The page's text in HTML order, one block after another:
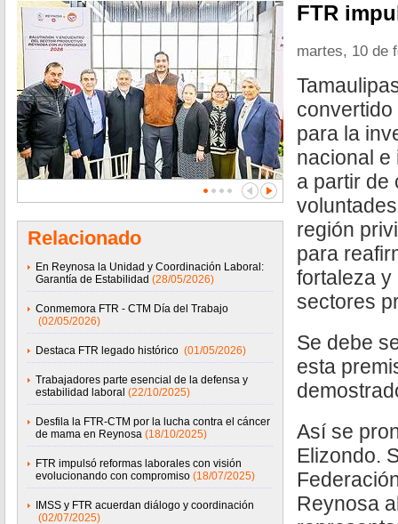
Relacionado
En Reynosa la Unidad y Coordinación Laboral:
Garantía de Estabilidad (28/05/2026)
Conmemora FTR - CTM Día del Trabajo
(02/05/2026)
Destaca FTR legado histórico (01/05/2026)
Trabajadores parte esencial de la defensa y
estabilidad laboral (22/10/2025)
Desfila la FTR-CTM por la lucha contra el cáncer
de mama en Reynosa (18/10/2025)
FTR impulsó reformas laborales con visión
evolucionando con compromiso (18/07/2025)
IMSS y FTR acuerdan diálogo y coordinación
(02/07/2025)
FTR
martes, 10 de
para la
nacional e
a partir de
región
para
fortaleza y
sectores
Se debe
esta
Así se
Elizondo.
Reynosa